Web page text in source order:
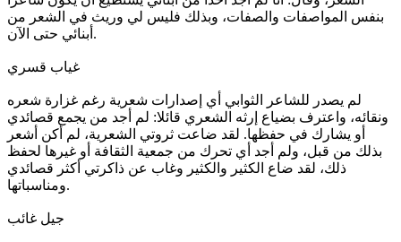
بنفس المواصفات والصفات، وبذلك فليس لي وريث في الشعر من
أبنائي حتى الآن.
غياب قسري
لم يصدر للشاعر الثوابي أي إصدارات شعرية رغم غزارة شعره
ونقائه، واعترف بضياع إرثه الشعري قائلا: لم أجد من يجمع قصائدي
أو يشارك في حفظها. لقد ضاعت ثروتي الشعرية، لم أكن أشعر
بذلك من قبل، ولم أجد أي تحرك من جمعية الثقافة أو غيرها لحفظ
ذلك، لقد ضاع الكثير والكثير وغاب عن ذاكرتي أكثر قصائدي
ومناسباتها.
جيل غائب